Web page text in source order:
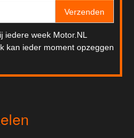
Verzenden
iedere week Motor.NL
kan ieder moment opzeggen